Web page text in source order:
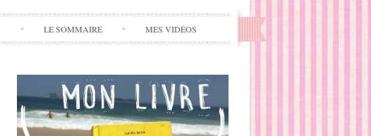
LE SOMMAIRE MES VIDÉOS